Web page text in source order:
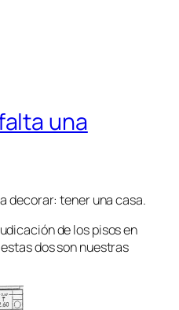
una
decorar: tener una casa.
de los pisos en
dos son nuestras